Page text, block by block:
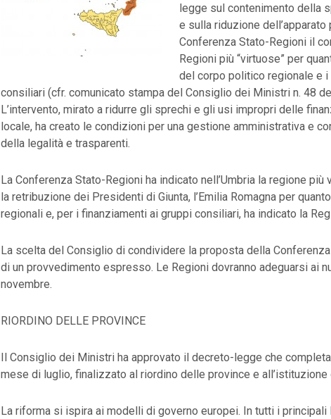
legge sul contenimento della
e sulla riduzione
Conferenza Stato-Regioni il
Regioni più “virtuose” per
del corpo politico regionale e
consiliari (cfr. comunicato stampa del Consiglio dei Ministri n. 48
L’intervento, mirato a ridurre gli sprechi e gli usi impropri delle
locale, ha creato le condizioni per una gestione amministrativa e
della legalità e trasparenti.
La Conferenza Stato-Regioni ha indicato nell’Umbria la regione più
la retribuzione dei Presidenti di Giunta, l’Emilia Romagna per
regionali e, per i finanziamenti ai gruppi consiliari, ha indicato la
La scelta del Consiglio di condividere la proposta della
di un provvedimento espresso. Le Regioni dovranno adeguarsi ai
novembre.
RIORDINO DELLE PROVINCE
Il Consiglio dei Ministri ha approvato il decreto-legge che
mese di luglio, finalizzato al riordino delle province e
La riforma si ispira ai modelli di governo europei. In tutti i